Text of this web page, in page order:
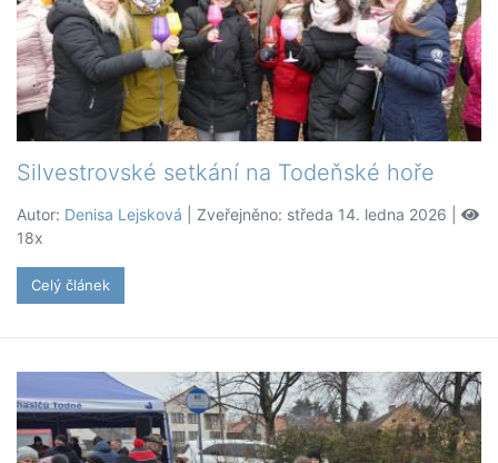
Silvestrovské setkání na Todeňské hoře
Autor: Denisa Lejsková | Zveřejněno: středa 14. ledna 2026 |
18x
Celý článek